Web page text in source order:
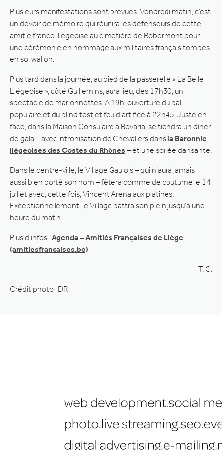
Plusieurs manifestations sont prévues. Vendredi matin, c’est
un devoir de mémoire qui réunira les défenseurs de cette
amitié franco-liégeoise au cimetière de Robermont pour
une cérémonie en hommage aux militaires français tombés
en sol wallon.
Plus tard dans la journée, au pied de la passerelle « La Belle
Liégeoise », côté Guillemins, aura lieu, dès 17h30, un
spectacle de marionnettes. A 19h, ouverture du bal
populaire et du blind test et feu d’artifice à 22h45. Juste en
face, dans la Maison Consulaire à Bovaria, se tiendra un dîner
de gala – avec intronisation de Chevaliers dans la Baronnie
liégeoises des Costes du Rhônes – et une soirée dansante.
Dans le centre-ville, le Village Gaulois – qui n’aura jamais
aussi bien porté son nom – fêtera comme de coutume le 14
juillet avec, cette fois, Vincent Arena aux platines.
Exceptionnellement, le Village battra son plein jusqu’à une
heure du matin.
Plus d’infos :Agenda – Amitiés Françaises de Liège
(amitiesfrancaises.be)
T. C.
Crédit photo : DR